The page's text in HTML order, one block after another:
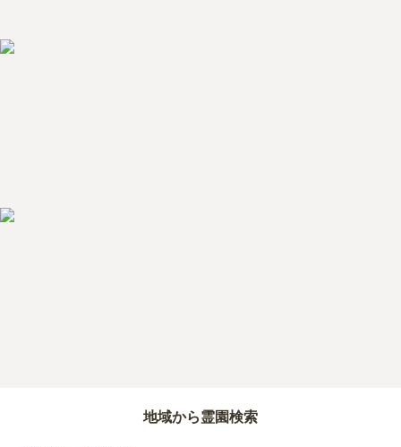
地域から霊園検索